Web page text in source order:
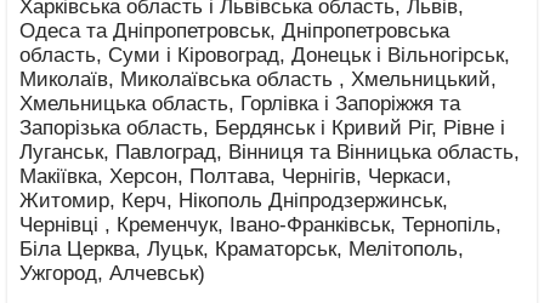
Харківська область і Львівська область, Львів,
Одеса та Дніпропетровськ, Дніпропетровська
область, Суми і Кіровоград, Донецьк і Вільногірськ,
Миколаїв, Миколаївська область , Хмельницький,
Хмельницька область, Горлівка і Запоріжжя та
Запорізька область, Бердянськ і Кривий Ріг, Рівне і
Луганськ, Павлоград, Вінниця та Вінницька область,
Макіївка, Херсон, Полтава, Чернігів, Черкаси,
Житомир, Керч, Нікополь Дніпродзержинськ,
Чернівці , Кременчук, Івано-Франківськ, Тернопіль,
Біла Церква, Луцьк, Краматорськ, Мелітополь,
Ужгород, Алчевськ)